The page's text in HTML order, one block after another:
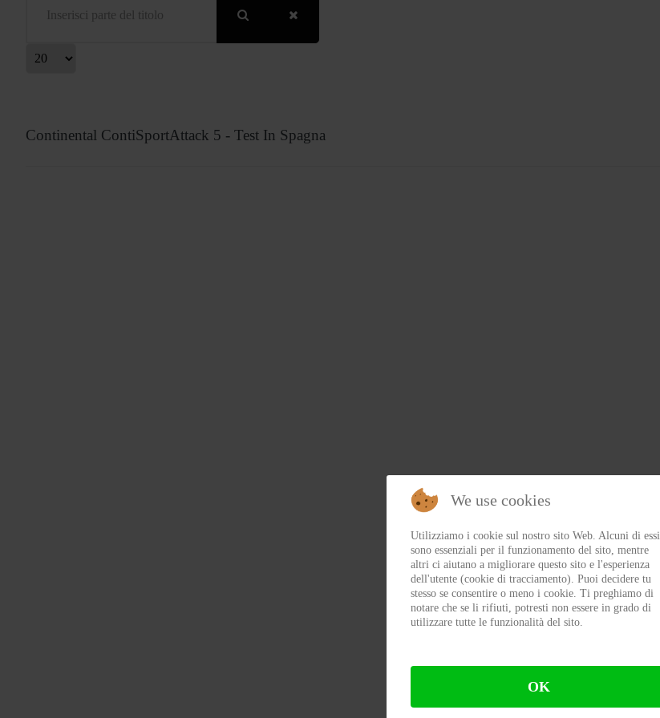
Continental ContiSportAttack 5 - Test In Spagna
We use cookies
Utilizziamo i cookie sul nostro sito Web. Alcuni di essi
sono essenziali per il funzionamento del sito, mentre
altri ci aiutano a migliorare questo sito e l'esperienza
dell'utente (cookie di tracciamento). Puoi decidere tu
stesso se consentire o meno i cookie. Ti preghiamo di
notare che se li rifiuti, potresti non essere in grado di
utilizzare tutte le funzionalità del sito.
OK